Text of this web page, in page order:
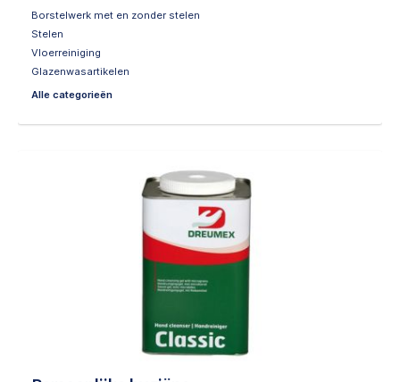
Borstelwerk met en zonder stelen
Stelen
Vloerreiniging
Glazenwasartikelen
Alle categorieën